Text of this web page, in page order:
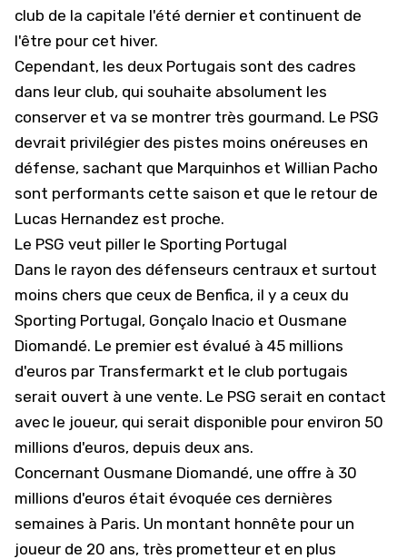
club de la capitale l'été dernier et continuent de
l'être pour cet hiver.
Cependant, les deux Portugais sont des cadres
dans leur club, qui souhaite absolument les
conserver et va se montrer très gourmand. Le PSG
devrait privilégier des pistes moins onéreuses en
défense, sachant que Marquinhos et Willian Pacho
sont performants cette saison et que le retour de
Lucas Hernandez est proche.
Le PSG veut piller le Sporting Portugal
Dans le rayon des défenseurs centraux et surtout
moins chers que ceux de Benfica, il y a ceux du
Sporting Portugal, Gonçalo Inacio et Ousmane
Diomandé. Le premier est évalué à 45 millions
d'euros par Transfermarkt et le club portugais
serait ouvert à une vente. Le PSG serait en contact
avec le joueur, qui serait disponible pour environ 50
millions d'euros, depuis deux ans.
Concernant Ousmane Diomandé, une offre à 30
millions d'euros était évoquée ces dernières
semaines à Paris. Un montant honnête pour un
joueur de 20 ans, très prometteur et en plus